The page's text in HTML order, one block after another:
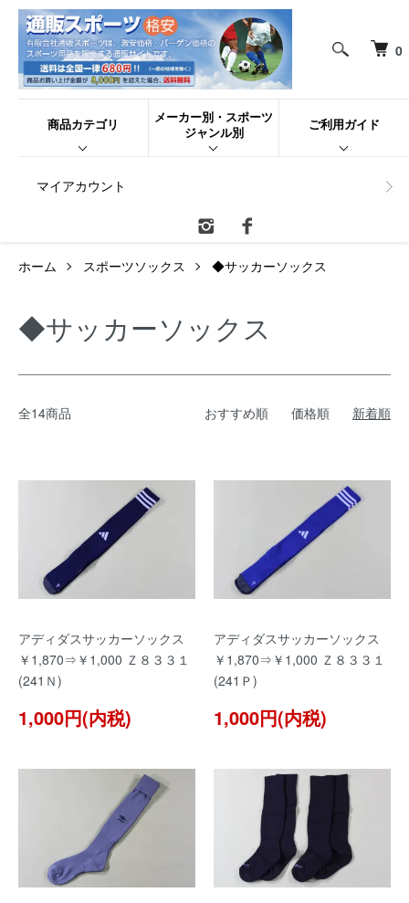
0
商品カテゴリ
メーカー別・スポーツ
ジャンル別
ご利用ガイド
マイアカウント
ホーム スポーツソックス ◆サッカーソックス
◆サッカーソックス
全14商品 おすすめ順 価格順 新着順
アディダスサッカーソックス
￥1,870⇒￥1,000 Ｚ８３３１
(241Ｎ)
1,000円(内税)
アディダスサッカーソックス
￥1,870⇒￥1,000 Ｚ８３３１
(241Ｐ)
1,000円(内税)